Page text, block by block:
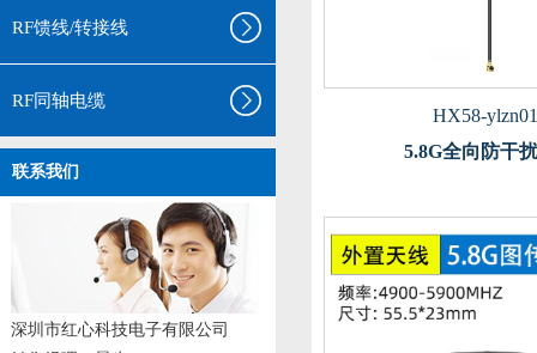
RF馈线/转接线
RF同轴电缆
联系我们
深圳市红心科技电子有限公司
HX58-
5.8G全向防干